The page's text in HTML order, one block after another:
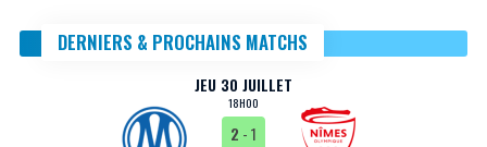
DERNIERS & PROCHAINS MATCHS
JEU 30 JUILLET
18H00
2 - 1